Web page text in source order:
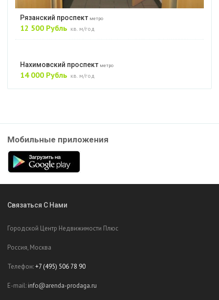
Рязанский проспект метро
12 500 Рубль кв. м/год
Нахимовский проспект метро
14 000 Рубль кв. м/год
Мобильные приложения
Связаться С Нами
Городской Центр Недвижимости Плюс
Россия, Москва
Телефон:+7 (495) 506 78 90
E-mail: info@arenda-prodaga.ru